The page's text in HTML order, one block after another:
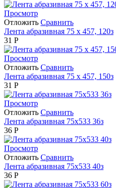
Просмотр
Отложить Сравнить
Лента абразивная 75 х 457, 120з
31 Р
Просмотр
Отложить Сравнить
Лента абразивная 75 х 457, 150з
31 Р
Просмотр
Отложить Сравнить
Лента абразивная 75х533 36з
36 Р
Просмотр
Отложить Сравнить
Лента абразивная 75х533 40з
36 Р